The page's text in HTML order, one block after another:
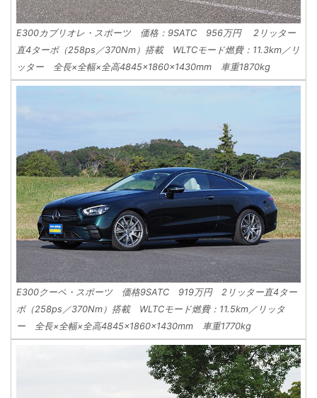
E300カブリオレ・スポーツ 価格：9SATC 956万円 2リッター
直4ターボ（258ps／370Nm）搭載 WLTCモード燃費：11.3km／リ
ッター 全長×全幅×全高4845×1860×1430mm 車重1870kg
E300クーペ・スポーツ 価格9SATC 919万円 2リッター直4ター
ボ（258ps／370Nm）搭載 WLTCモード燃費：11.5km／リッタ
ー 全長×全幅×全高4845×1860×1430mm 車重1770kg